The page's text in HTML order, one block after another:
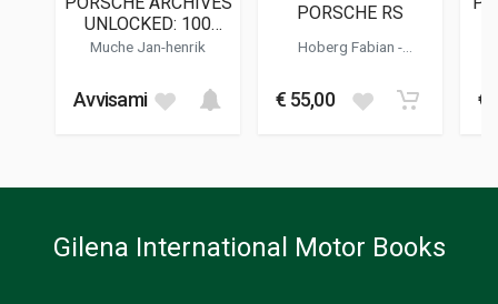
DATA DI STAMPA
14 x 21 x 0,5 cm
UNLOCKED: 100
RARITATEN AUS
Muche Jan-henrik
Avvisami
PORSCHE RS
Hoberg Fabian -
€ 55,00 €
Gilena International Motor Books